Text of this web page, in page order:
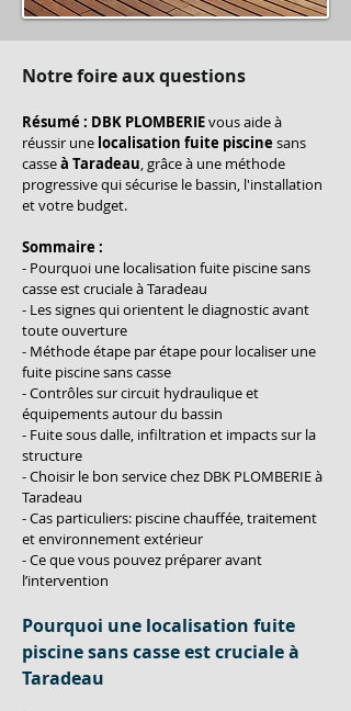
Notre foire aux questions
Résumé : DBK PLOMBERIE vous aide à
réussir une localisation fuite piscine sans
casse à Taradeau, grâce à une méthode
progressive qui sécurise le bassin, l'installation
et votre budget.
Sommaire :
- Pourquoi une localisation fuite piscine sans
casse est cruciale à Taradeau
- Les signes qui orientent le diagnostic avant
toute ouverture
- Méthode étape par étape pour localiser une
fuite piscine sans casse
- Contrôles sur circuit hydraulique et
équipements autour du bassin
- Fuite sous dalle, infiltration et impacts sur la
structure
- Choisir le bon service chez DBK PLOMBERIE à
Taradeau
- Cas particuliers: piscine chauffée, traitement
et environnement extérieur
- Ce que vous pouvez préparer avant
l’intervention
Pourquoi une localisation fuite
piscine sans casse est cruciale à
Taradeau